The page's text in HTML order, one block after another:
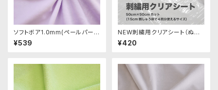
ソフトボア1.0mm(ペールパープ
ル)SSB048 ぬいぐるみ用短毛
ボア生地 20cm
¥539
NEW刺繍用クリアシート（ぬい
ぐるみ生地に刺繍する際に）
¥420